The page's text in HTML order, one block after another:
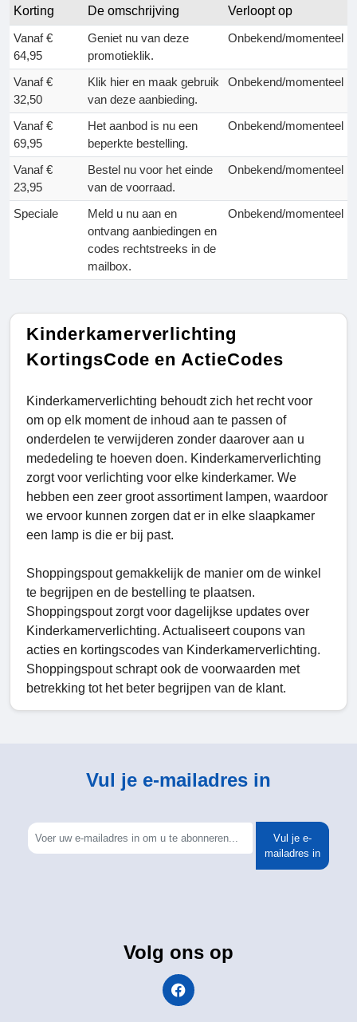
Korting De omschrijving
Verloopt op
Vanaf €
64,95
Geniet nu van deze
promotieklik.
Onbekend/momenteel
Vanaf €
32,50
Klik hier en maak gebruik
van deze aanbieding.
Onbekend/momenteel
Vanaf €
69,95
Het aanbod is nu een
beperkte bestelling.
Onbekend/momenteel
Vanaf €
23,95
Bestel nu voor het einde
van de voorraad.
Onbekend/momenteel
Speciale
Meld u nu aan en
ontvang aanbiedingen en
codes rechtstreeks in de
mailbox.
Onbekend/momenteel
Kinderkamerverlichting
KortingsCode en ActieCodes
Kinderkamerverlichting behoudt zich het recht voor
om op elk moment de inhoud aan te passen of
onderdelen te verwijderen zonder daarover aan u
mededeling te hoeven doen. Kinderkamerverlichting
zorgt voor verlichting voor elke kinderkamer. We
hebben een zeer groot assortiment lampen, waardoor
we ervoor kunnen zorgen dat er in elke slaapkamer
een lamp is die er bij past.
Shoppingspout gemakkelijk de manier om de winkel
te begrijpen en de bestelling te plaatsen.
Shoppingspout zorgt voor dagelijkse updates over
Kinderkamerverlichting. Actualiseert coupons van
acties en kortingscodes van Kinderkamerverlichting.
Shoppingspout schrapt ook de voorwaarden met
betrekking tot het beter begrijpen van de klant.
Vul je e-mailadres in
Vul je e-
mailadres in
Volg ons op